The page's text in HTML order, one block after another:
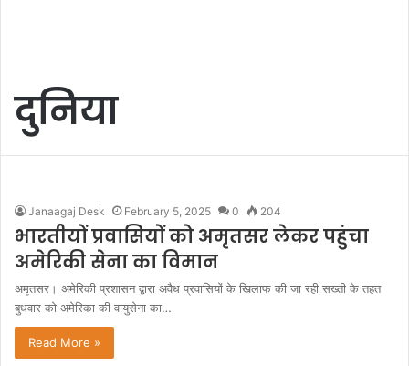
दुनिया
Janaagaj Desk February 5, 2025 0 204
भारतीयों प्रवासियों को अमृतसर लेकर पहुंचा
अमेरिकी सेना का विमान
अमृतसर। अमेरिकी प्रशासन द्वारा अवैध प्रवासियों के खिलाफ की जा रही सख्ती के तहत
बुधवार को अमेरिका की वायुसेना का…
Read More »